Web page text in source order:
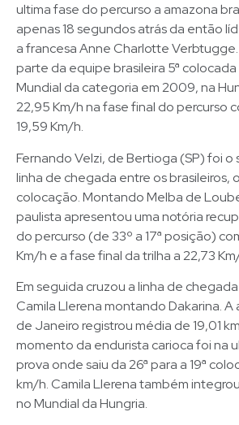
ultima fase do percurso a amazona
apenas 18 segundos atrás da então
a francesa Anne Charlotte
parte da equipe brasileira 5ª
Mundial da categoria em 2009, na
22,95 Km/h na fase final do percurso
19,59 Km/h.
Fernando Velzi, de Bertioga (SP) foi o
linha de chegada entre os brasileiros,
colocação. Montando Melba de
paulista apresentou uma notória
do percurso (de 33º a 17ª posição)
Km/h e a fase final da trilha a 22,73
Em seguida cruzou a linha de
Camila Llerena montando Dakarina. A
de Janeiro registrou média de 19,01
momento da endurista carioca foi na
prova onde saiu da 26ª para a 19ª
km/h. Camila Llerena também
no Mundial da Hungria.